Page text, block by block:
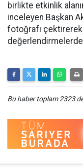
birlikte etkinlik
inceleyen Başkan
fotoğrafı çektirerek
Bu haber toplam 2323